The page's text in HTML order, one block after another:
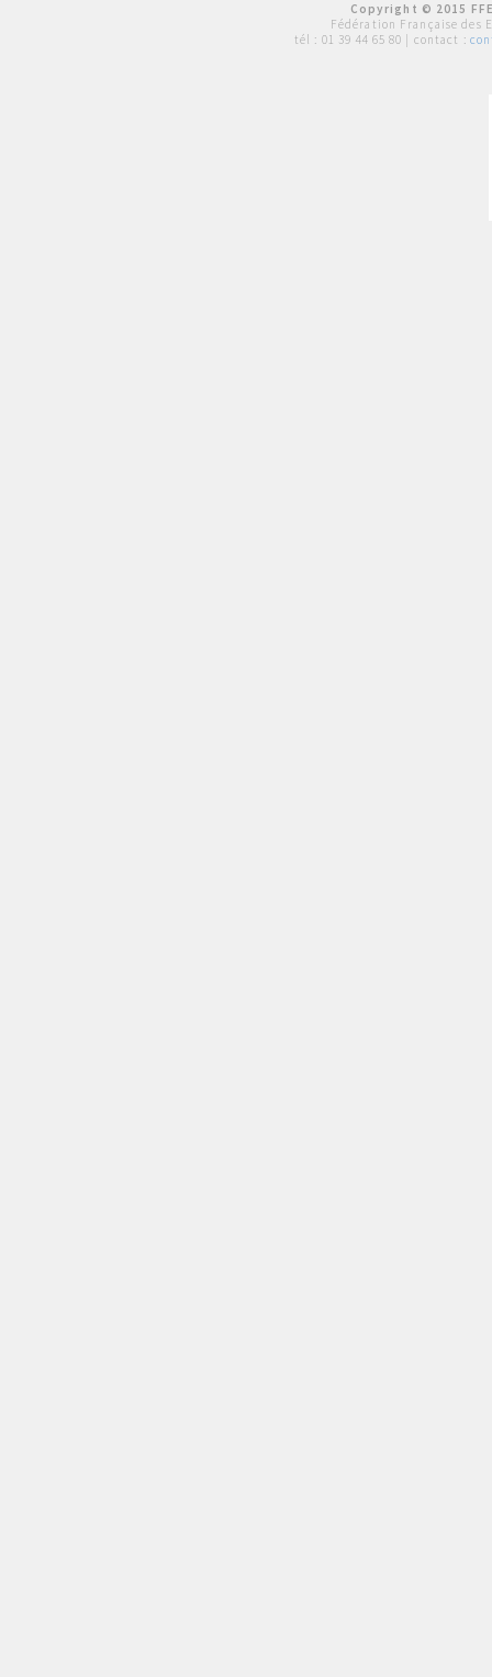
Copyright © 2015
Fédération Française des
tél : 01 39 44 65 80 | contact :